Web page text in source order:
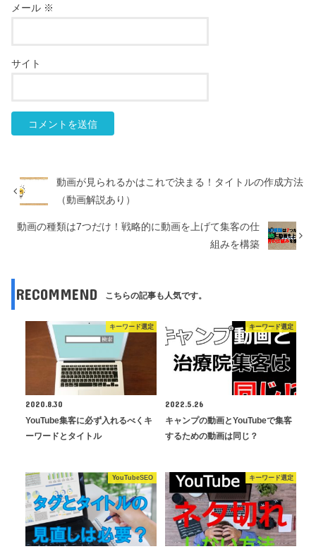
メール ※
サイト
動画が見られるかはこれで決まる！タイトルの作成方法
（動画解説あり）
動画の種類は7つだけ！戦略的に動画を上げて集客の仕
組みを構築
RECOMMEND こちらの記事も人気です。
キーワード選定
2020.8.30
YouTube集客に必ず入れるべくキ
ーワードとタイトル
キーワード選定
2022.5.26
キャンプの動画とYouTubeで集客
するための動画は同じ？
YouTubeSEO キーワード選定